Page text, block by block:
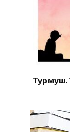
Турмуш.